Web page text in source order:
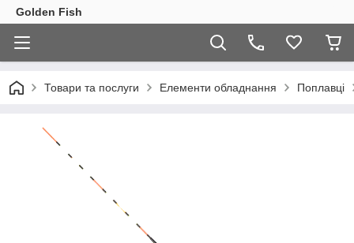
Golden Fish
Товари та послуги Елементи обладнання Поплавці